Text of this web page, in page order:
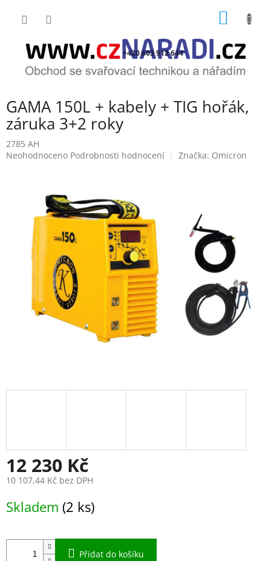
+420 603 912 644
GAMA 150L + kabely + TIG hořák,
záruka 3+2 roky
2785 AH
Průměrné
hvězdiček.
Neohodnoceno Podrobnosti hodnocení Značka: Omicron
12 230 Kč
10 107,44 Kč bez DPH
cena:
Skladem (2 ks)
Přidat do košíku